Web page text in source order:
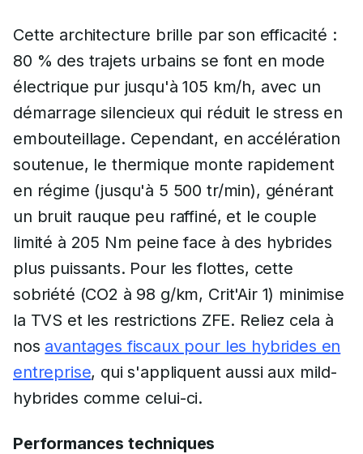
Cette architecture brille par son efficacité :
80 % des trajets urbains se font en mode
électrique pur jusqu'à 105 km/h, avec un
démarrage silencieux qui réduit le stress en
embouteillage. Cependant, en accélération
soutenue, le thermique monte rapidement
en régime (jusqu'à 5 500 tr/min), générant
un bruit rauque peu raffiné, et le couple
limité à 205 Nm peine face à des hybrides
plus puissants. Pour les flottes, cette
sobriété (CO2 à 98 g/km, Crit'Air 1) minimise
la TVS et les restrictions ZFE. Reliez cela à
nos avantages fiscaux pour les hybrides en
entreprise, qui s'appliquent aussi aux mild-
hybrides comme celui-ci.
Performances techniques